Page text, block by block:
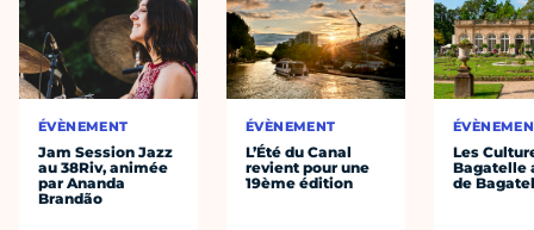
ÉVÈNEMENT
Jam Session Jazz
au 38Riv, animée
par Ananda
Brandão
ÉVÈNEMENT
L’Été du Canal
revient pour une
19ème édition
Les
Bagatelle
de